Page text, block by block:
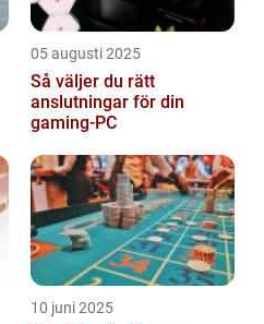
05 augusti 2025
Så väljer du rätt
anslutningar för din
gaming-PC
10 juni 2025